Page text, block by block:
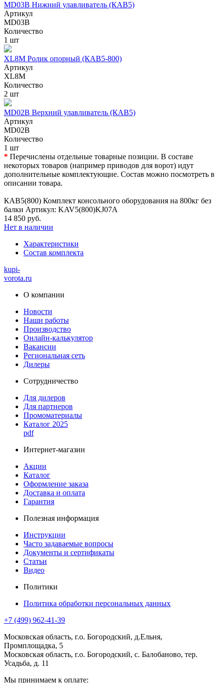
MD03B Нижний улавливатель (КАВ5)
Артикул
MD03B
Количество
1 шт
XL8M Ролик опорный (КАВ5-800)
Артикул
XL8M
Количество
2 шт
MD02B Верхний улавливатель (КАВ5)
Артикул
MD02B
Количество
1 шт
* Перечислены отдельные товарные позиции. В составе
некоторых товаров (например приводов для ворот) идут
дополнительные комплектующие. Состав можно посмотреть в
описании товара.
КАВ5(800) Комплект консольного оборудования на 800кг без
балки Артикул: KAV5(800)KJ07A
14 850 руб.
Нет в наличии
Характеристики
Состав комплекта
kupi-
vorota.ru
О компании
Новости
Наши работы
Производство
Онлайн-калькулятор
Вакансии
Региональная сеть
Дилеры
Сотрудничество
Для дилеров
Для партнеров
Промоматериалы
Каталог 2025
pdf
Интернет-магазин
Акции
Каталог
Оформление заказа
Доставка и оплата
Гарантия
Полезная информация
Инструкции
Часто задаваемые вопросы
Документы и сертификаты
Статьи
Видео
Политики
Политика обработки персональных данных
+7 (499) 962-41-39
Московская область, г.о. Богородский, д.Ельня,
Промплощадка, 5
Московская область, г.о. Богородский, с. Балобаново, тер.
Усадьба, д. 11
Мы принимаем к оплате: